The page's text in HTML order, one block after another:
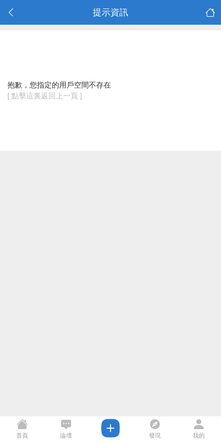
提示資訊
抱歉，您指定的用戶空間不存在
[ 點擊這裏返回上一頁 ]
首頁 論壇 發現 我的